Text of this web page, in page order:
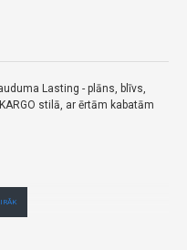
Lasting - plāns, blīvs,
stilā, ar ērtām kabatām
gaidīšanas.Cenas no vairumtirgotāja.